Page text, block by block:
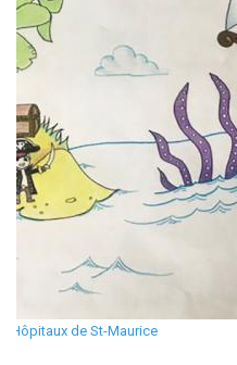
Hôpitaux de St-Maurice